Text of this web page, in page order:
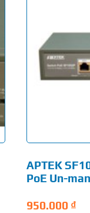
APTEK
PoE Un-
950.000 ₫